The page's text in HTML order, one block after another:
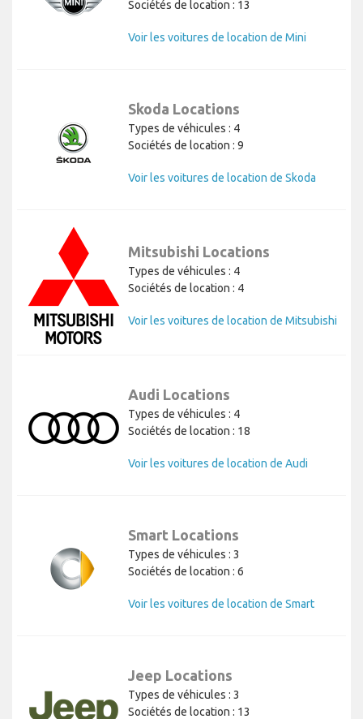
Sociétés de location : 13
Voir les voitures de location de Mini
Skoda Locations
Types de véhicules : 4
Sociétés de location : 9
Voir les voitures de location de Skoda
Mitsubishi Locations
Types de véhicules : 4
Sociétés de location : 4
Voir les voitures de location de Mitsubishi
Audi Locations
Types de véhicules : 4
Sociétés de location : 18
Voir les voitures de location de Audi
Smart Locations
Types de véhicules : 3
Sociétés de location : 6
Voir les voitures de location de Smart
Jeep Locations
Types de véhicules : 3
Sociétés de location : 13